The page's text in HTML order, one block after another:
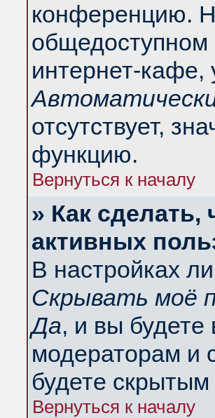
конференцию.
общедоступном
интернет-кафе,
отсутствует,
функцию.
Вернуться к началу
» Как
активных
В настройках
Скрывать моё
Да, и вы
модераторам и
будете
Вернуться к началу